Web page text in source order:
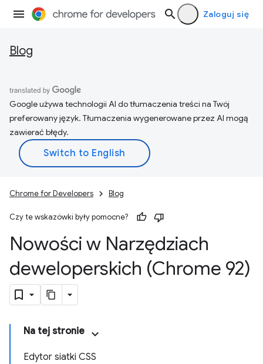
Zaloguj się
Blog
Google używa technologii AI do tłumaczenia treści na Twój
preferowany język. Tłumaczenia wygenerowane przez AI mogą
zawierać błędy.
Chrome for Developers Blog
Czy te wskazówki były pomocne?
Nowości w Narzędziach
deweloperskich (Chrome 92)
Na tej stronie
Edytor siatki CSS